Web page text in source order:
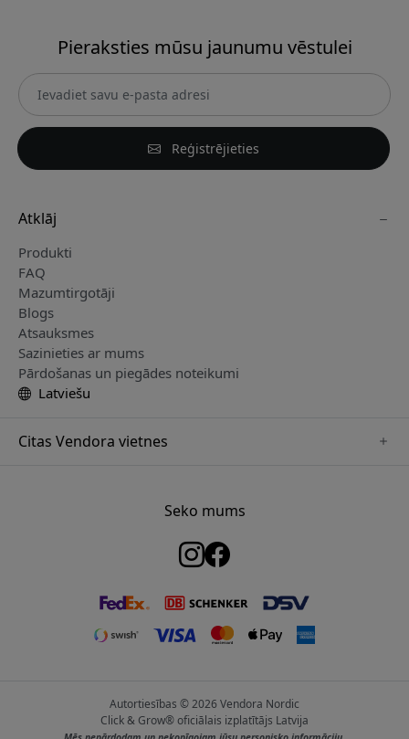
Pieraksties mūsu jaunumu vēstulei
Reģistrējieties
Atklāj
Produkti
FAQ
Mazumtirgotāji
Blogs
Atsauksmes
Sazinieties ar mums
Pārdošanas un piegādes noteikumi
Latviešu
Citas Vendora vietnes
www.plaud.se
Seko mums
Autortiesības © 2026 Vendora Nordic
Click & Grow® oficiālais izplatītājs Latvija